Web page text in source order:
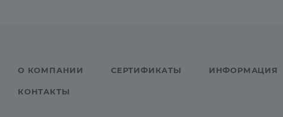
О КОМПАНИИ СЕРТИФИКАТЫ ИНФОРМАЦИЯ
КОНТАКТЫ